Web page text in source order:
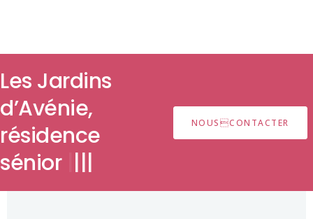
Les Jardins
d’Avénie,
résidence
NOUSCONTACTER